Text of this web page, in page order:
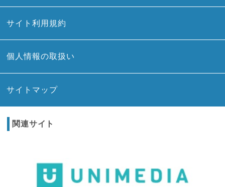
サイト利用規約
個人情報の取扱い
サイトマップ
関連サイト